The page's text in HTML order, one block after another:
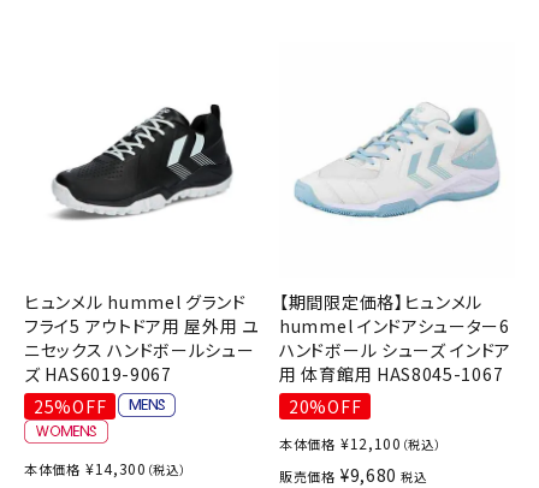
ヒュンメル hummel グランド
フライ5 アウトドア用 屋外用 ユ
ニセックス ハンドボールシュー
ズ HAS6019-9067
25%OFF
本体価格 ¥14,300 （税込）
【期間限定価格】ヒュンメル
hummel インドアシューター6
ハンドボール シューズ インドア
用 体育館用 HAS8045-1067
20%OFF
本体価格 ¥12,100 （税込）
販売価格 ¥9,680 税込